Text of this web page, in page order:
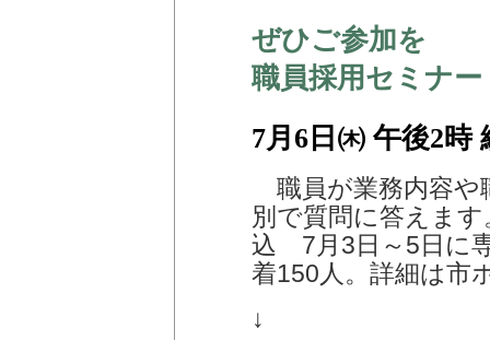
ぜひご参加を
職員採用セミナー
7月6日㈭ 午後2時
職員が業務内容や
別で質問に答えま
込 7月3日～5日に
着150人。詳細は市
↓